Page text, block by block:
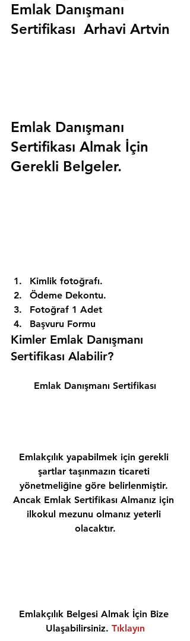
Emlak Danışmanı
Sertifikası  Arhavi Artvin
Emlak Danışmanı
Sertifikası Almak İçin
Gerekli Belgeler.
Kimlik fotoğrafı.
Ödeme Dekontu.
Fotoğraf 1 Adet
Başvuru Formu
Kimler Emlak Danışmanı
Sertifikası Alabilir?
Emlak Danışmanı Sertifikası
Emlakçılık yapabilmek için gerekli
şartlar taşınmazın ticareti
yönetmeliğine göre belirlenmiştir.
Ancak Emlak Sertifikası Almanız için
ilkokul mezunu olmanız yeterli
olacaktır.
Emlakçılık Belgesi Almak İçin Bize
Ulaşabilirsiniz. Tıklayın